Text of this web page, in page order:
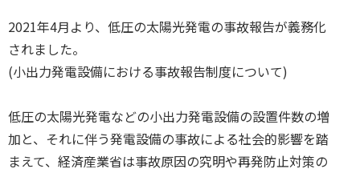
2021年4月より、低圧の太陽光発電の事故報告が義務化
されました。
(小出力発電設備における事故報告制度について)
低圧の太陽光発電などの小出力発電設備の設置件数の増
加と、それに伴う発電設備の事故による社会的影響を踏
まえて、経済産業省は事故原因の究明や再発防止対策の